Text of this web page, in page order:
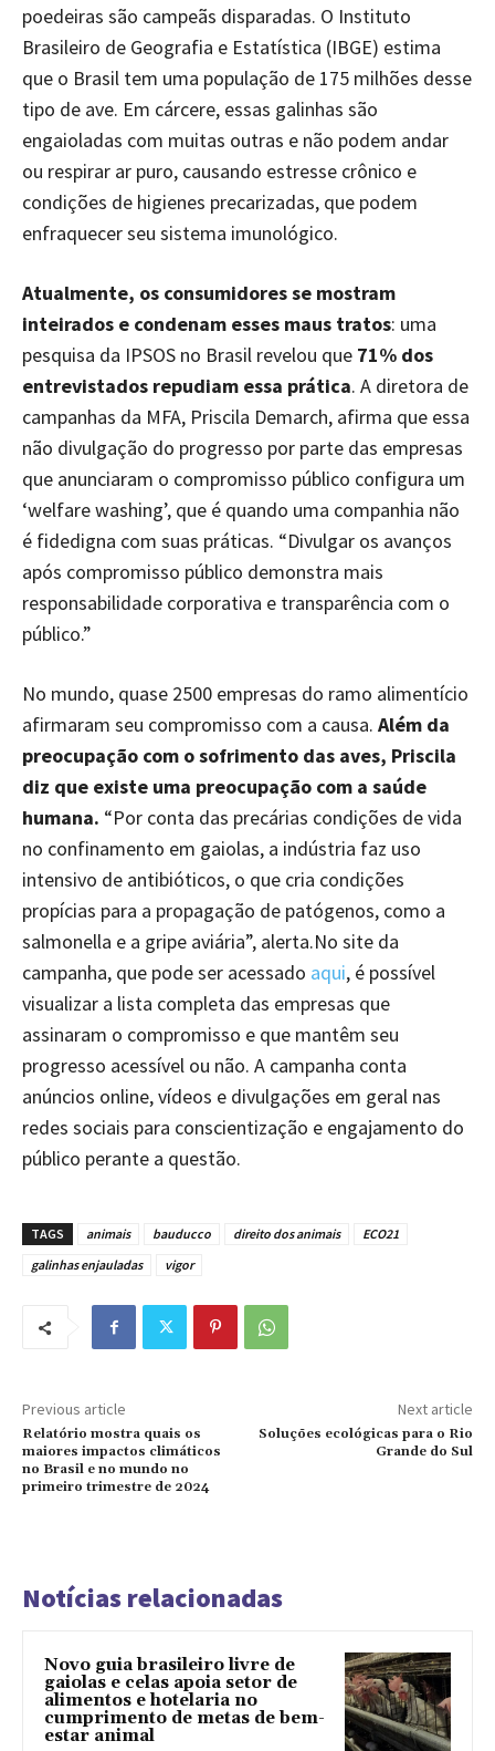
poedeiras são campeãs disparadas. O Instituto
Brasileiro de Geografia e Estatística (IBGE) estima
que o Brasil tem uma população de 175 milhões desse
tipo de ave. Em cárcere, essas galinhas são
engaioladas com muitas outras e não podem andar
ou respirar ar puro, causando estresse crônico e
condições de higienes precarizadas, que podem
enfraquecer seu sistema imunológico.
Atualmente, os consumidores se mostram
inteirados e condenam esses maus tratos: uma
pesquisa da IPSOS no Brasil revelou que 71% dos
entrevistados repudiam essa prática. A diretora de
campanhas da MFA, Priscila Demarch, afirma que essa
não divulgação do progresso por parte das empresas
que anunciaram o compromisso público configura um
‘welfare washing’, que é quando uma companhia não
é fidedigna com suas práticas. “Divulgar os avanços
após compromisso público demonstra mais
responsabilidade corporativa e transparência com o
público.”
No mundo, quase 2500 empresas do ramo alimentício
afirmaram seu compromisso com a causa. Além da
preocupação com o sofrimento das aves, Priscila
diz que existe uma preocupação com a saúde
humana. “Por conta das precárias condições de vida
no confinamento em gaiolas, a indústria faz uso
intensivo de antibióticos, o que cria condições
propícias para a propagação de patógenos, como a
salmonella e a gripe aviária”, alerta.No site da
campanha, que pode ser acessado aqui, é possível
visualizar a lista completa das empresas que
assinaram o compromisso e que mantêm seu
progresso acessível ou não. A campanha conta
anúncios online, vídeos e divulgações em geral nas
redes sociais para conscientização e engajamento do
público perante a questão.
TAGS animais bauducco direito dos animais
ECO21
galinhas enjauladas
vigor
Previous article
Relatório mostra quais os
maiores impactos climáticos
no Brasil e no mundo no
primeiro trimestre de 2024
Next article
Soluções ecológicas para o Rio
Grande do Sul
Notícias relacionadas
Novo guia brasileiro livre de
gaiolas e celas apoia setor de
alimentos e hotelaria no
cumprimento de metas de bem-
estar animal